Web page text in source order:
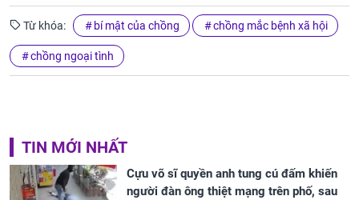
Từ khóa: bí mật của chồng chồng mắc bệnh xã hội
chồng ngoại tình
TIN MỚI NHẤT
Cựu võ sĩ quyền anh tung cú đấm khiến
người đàn ông thiệt mạng trên phố, sau